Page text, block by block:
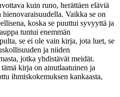
kuin runo, herättäen eläviä
Vaikka se on
koska se puuttui syvyyttä ja
tuntui enemmän
se ei ole vain kirja, jota luet, se
ja niiden
jotka yhdistävät meidät.
kirja on ainutlaatuinen ja
ihmiskokemuksen kankaasta,